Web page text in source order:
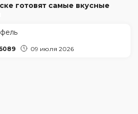
готовят самые вкусные
09 июля 2026